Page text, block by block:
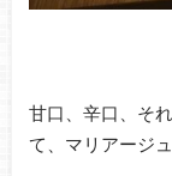
甘口、辛口、そ
て、マリアージ